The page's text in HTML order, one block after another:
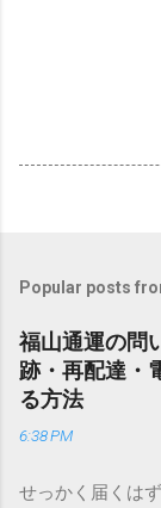
Popular posts
福山通運の問
跡・再配達・
る方法
6:38 PM
せっかく届くは